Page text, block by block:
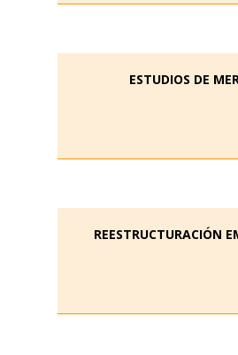
ESTUDIOS DE
REESTRUCTURACIÓN